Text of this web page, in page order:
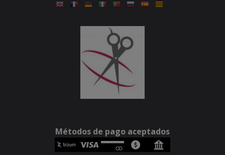
Métodos de pago aceptados